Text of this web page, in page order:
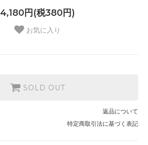
4,180円(税380円)
お気に入り
SOLD OUT
返品について
特定商取引法に基づく表記